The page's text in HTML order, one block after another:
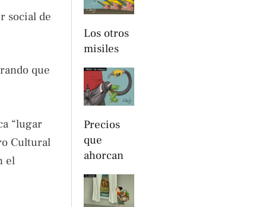
social de
que
“lugar
Cultural
el
Los otros
misiles
Precios
que
ahorcan